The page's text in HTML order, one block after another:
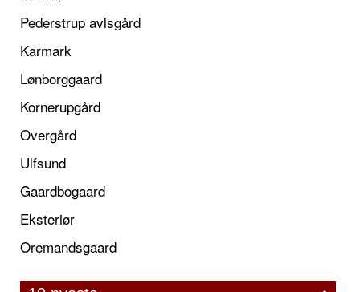
Pederstrup avlsgård
Karmark
Lønborggaard
Kornerupgård
Overgård
Ulfsund
Gaardbogaard
Eksteriør
Oremandsgaard